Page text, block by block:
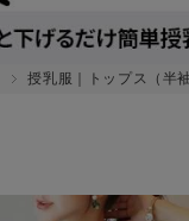
授乳服｜トップス（半